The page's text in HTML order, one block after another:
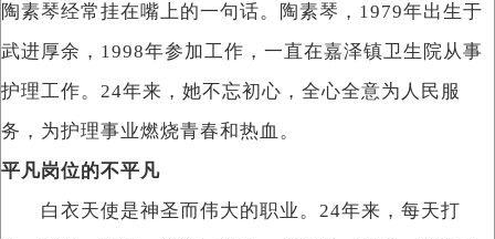
陶素琴经常挂在嘴上的一句话。陶素琴，1979年出生于
武进厚余，1998年参加工作，一直在嘉泽镇卫生院从事
护理工作。24年来，她不忘初心，全心全意为人民服
务，为护理事业燃烧青春和热血。
平凡岗位的不平凡
白衣天使是神圣而伟大的职业。24年来，每天打